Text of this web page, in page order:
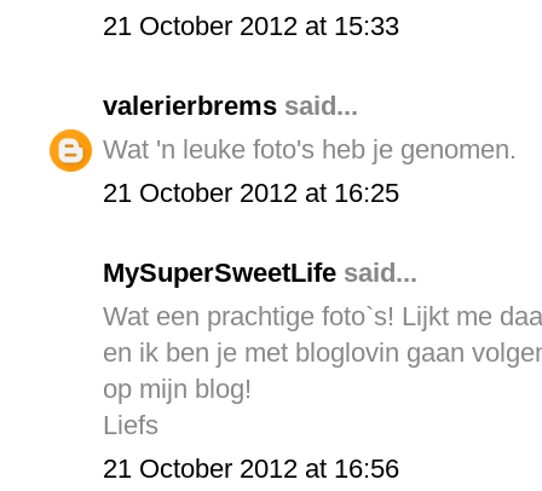
21 October 2012 at 15:33
valerierbrems said...
Wat 'n leuke foto's heb je genomen.
21 October 2012 at 16:25
MySuperSweetLife said...
Wat een prachtige foto`s! Lijkt me
en ik ben je met bloglovin gaan
op mijn blog!
Liefs
21 October 2012 at 16:56